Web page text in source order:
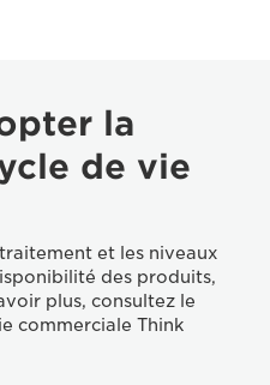
la
de vie
et les niveaux
des produits,
plus, consultez le
commerciale Think